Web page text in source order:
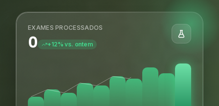
EXAMES PROCESSADOS
0 +12% vs. ontem